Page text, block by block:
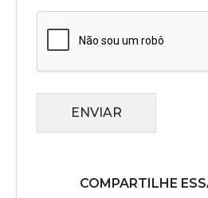
ENVIAR
COMPARTILHE